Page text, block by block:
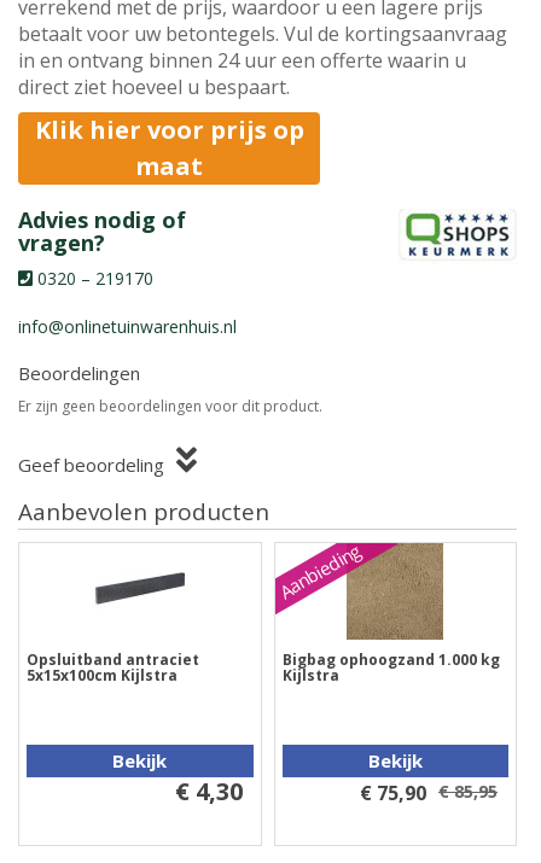
verrekend met de prijs, waardoor u een lagere prijs
betaalt voor uw betontegels. Vul de kortingsaanvraag
in en ontvang binnen 24 uur een offerte waarin u
direct ziet hoeveel u bespaart.
Klik hier voor prijs op
maat
Advies nodig of
vragen?
0320 – 219170
info@onlinetuinwarenhuis.nl
Beoordelingen
Er zijn geen beoordelingen voor dit product.
Geef beoordeling
Aanbevolen producten
Opsluitband antraciet
5x15x100cm Kijlstra
Bekijk
€ 4,30
Aanbieding
Bigbag ophoogzand 1.000 kg
Kijlstra
Bekijk
€ 75,90 € 85,95